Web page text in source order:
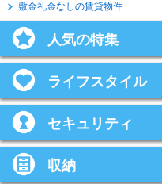
敷金礼金なしの賃貸物件
人気の特集
ライフスタイル
セキュリティ
収納